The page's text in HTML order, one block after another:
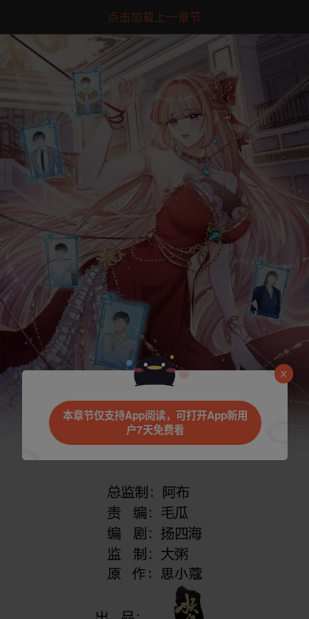
点击加载上一章节
本章节仅支持App阅读，可打开App新用
户7天免费看